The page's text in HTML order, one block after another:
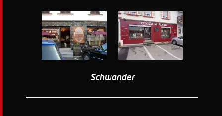
Schwander